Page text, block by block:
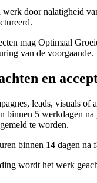
door nalatigheid
mag Optimaal
van de voorgaande.
en
leads, visuals of
binnen 5 werkdagen
te worden.
binnen 14 dagen na
wordt het werk